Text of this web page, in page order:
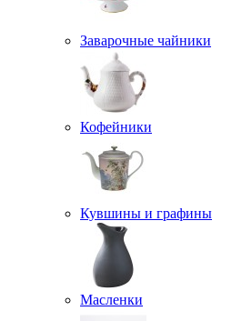
Заварочные чайники
Кофейники
Кувшины и графины
Масленки